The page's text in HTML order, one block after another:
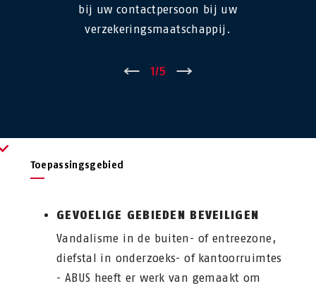
bij uw contactpersoon bij uw
verzekeringsmaatschappij.
← 1/5
Toepassingsgebied
GEVOELIGE GEBIEDEN BEVEILIGEN
Vandalisme in de buiten- of entreezone,
diefstal in onderzoeks- of kantoorruimtes
- ABUS heeft er werk van gemaakt om